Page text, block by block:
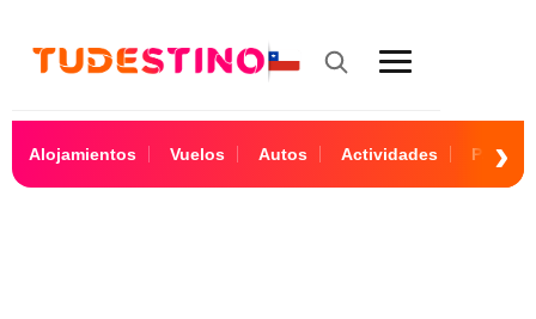
Alojamientos Vuelos Autos Actividades